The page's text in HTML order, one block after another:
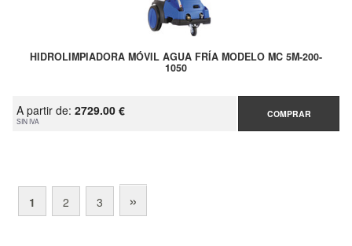
HIDROLIMPIADORA MÓVIL AGUA FRÍA MODELO MC 5M-200-
1050
A partir de: 2729.00 €
SIN IVA
COMPRAR
1 2 3 »